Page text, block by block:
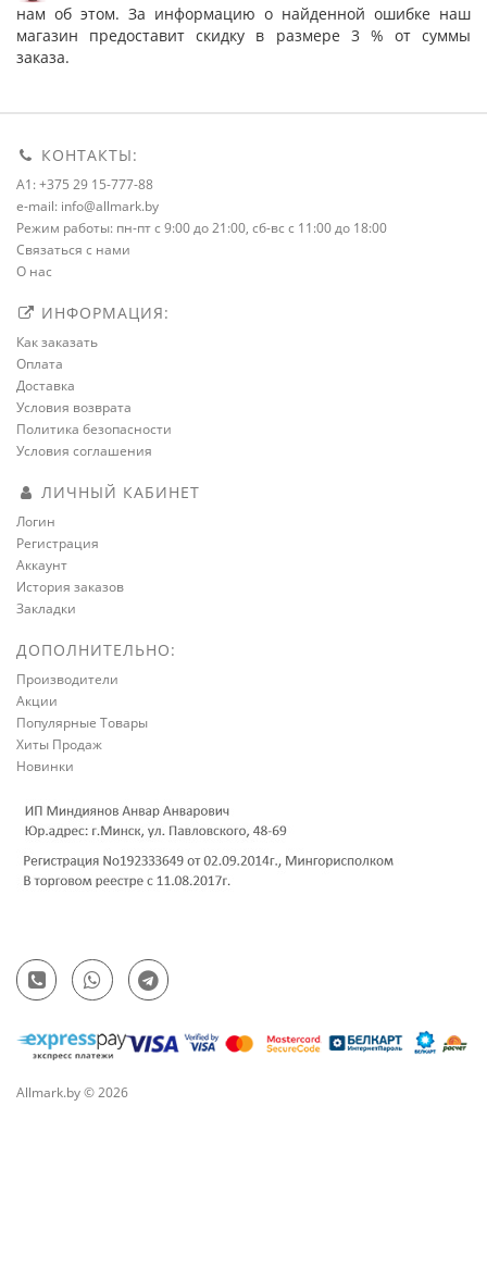
нам об этом. За информацию о найденной ошибке наш
магазин предоставит скидку в размере 3 % от суммы
заказа.
КОНТАКТЫ:
A1: +375 29 15-777-88
e-mail: info@allmark.by
Режим работы: пн-пт с 9:00 до 21:00, сб-вс с 11:00 до 18:00
Связаться с нами
О нас
ИНФОРМАЦИЯ:
Как заказать
Оплата
Доставка
Условия возврата
Политика безопасности
Условия соглашения
ЛИЧНЫЙ КАБИНЕТ
Логин
Регистрация
Аккаунт
История заказов
Закладки
ДОПОЛНИТЕЛЬНО:
Производители
Акции
Популярные Товары
Хиты Продаж
Новинки
Allmark.by © 2026